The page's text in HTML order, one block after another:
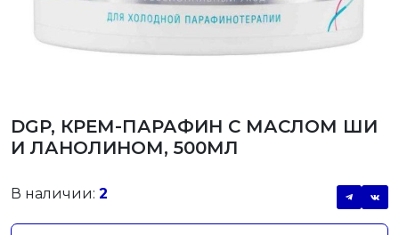
DGP, КРЕМ-ПАРАФИН С МАСЛОМ ШИ
И ЛАНОЛИНОМ, 500МЛ
В наличии: 2